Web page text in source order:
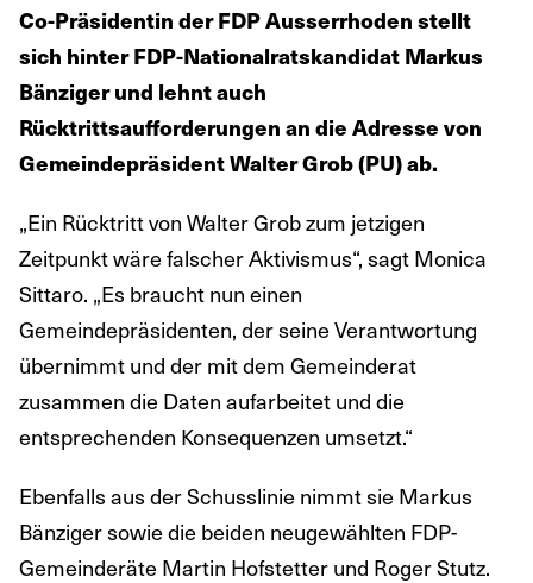
Co-Präsidentin der FDP Ausserrhoden stellt
sich hinter FDP-Nationalratskandidat Markus
Bänziger und lehnt auch
Rücktrittsaufforderungen an die Adresse von
Gemeindepräsident Walter Grob (PU) ab.
„Ein Rücktritt von Walter Grob zum jetzigen
Zeitpunkt wäre falscher Aktivismus“, sagt Monica
Sittaro. „Es braucht nun einen
Gemeindepräsidenten, der seine Verantwortung
übernimmt und der mit dem Gemeinderat
zusammen die Daten aufarbeitet und die
entsprechenden Konsequenzen umsetzt.“
Ebenfalls aus der Schusslinie nimmt sie Markus
Bänziger sowie die beiden neugewählten FDP-
Gemeinderäte Martin Hofstetter und Roger Stutz.